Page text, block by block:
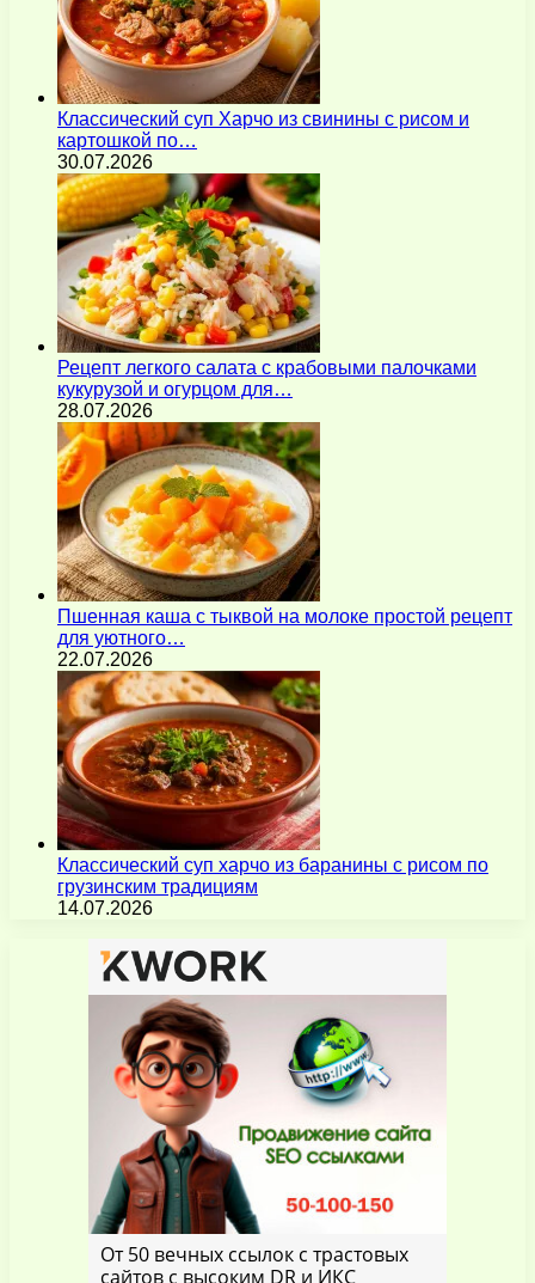
Классический суп Харчо из свинины с рисом и
картошкой по…
30.07.2026
Рецепт легкого салата с крабовыми палочками
кукурузой и огурцом для…
28.07.2026
Пшенная каша с тыквой на молоке простой рецепт
для уютного…
22.07.2026
Классический суп харчо из баранины с рисом по
грузинским традициям
14.07.2026